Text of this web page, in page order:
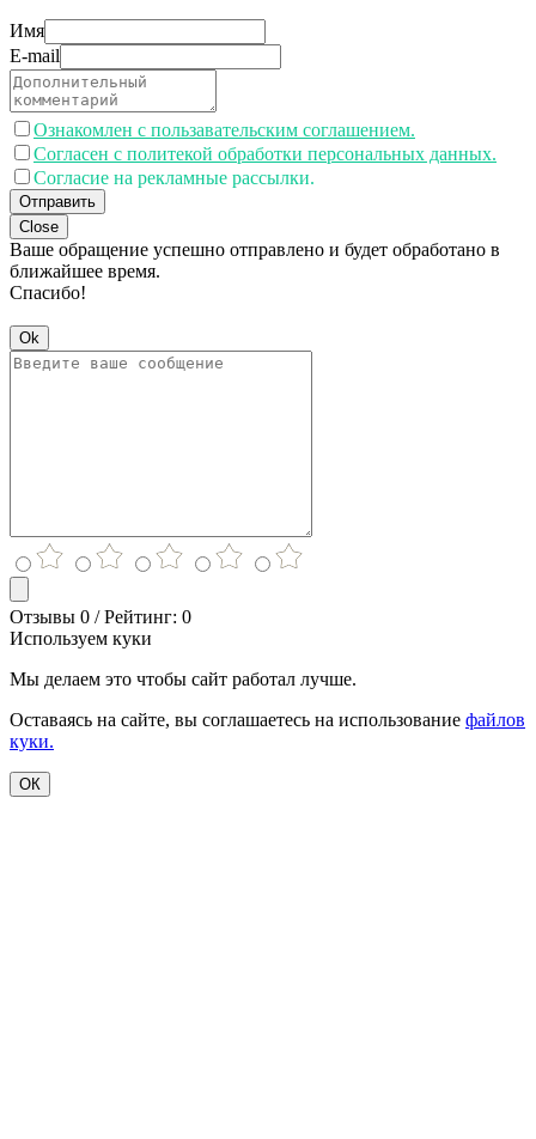
Имя
E-mail
Ознакомлен с пользавательским соглашением.
Согласен с политекой обработки персональных данных.
Согласие на рекламные рассылки.
Отправить
Close
Ваше обращение успешно отправлено и будет обработано в
ближайшее время.
Спасибо!
Ok
Отзывы 0 / Рейтинг: 0
Используем куки
Мы делаем это чтобы сайт работал лучше.
Оставаясь на сайте, вы соглашаетесь на использование файлов
куки.
ОК